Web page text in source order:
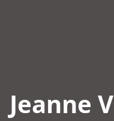
Jeanne V